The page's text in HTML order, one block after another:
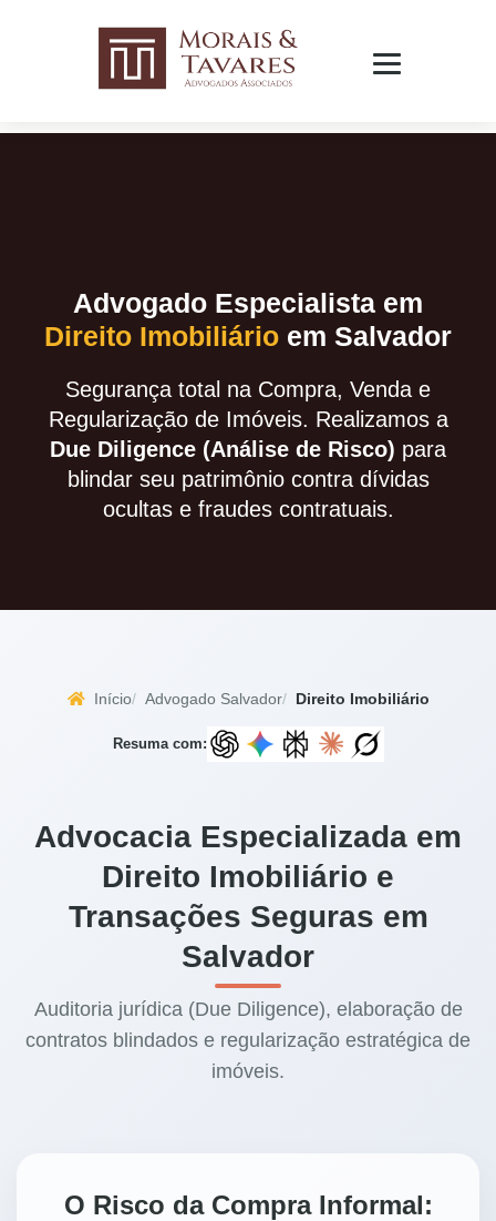
Advogado Especialista em
Direito Imobiliário em Salvador
Segurança total na Compra, Venda e
Regularização de Imóveis. Realizamos a
Due Diligence (Análise de Risco) para
blindar seu patrimônio contra dívidas
ocultas e fraudes contratuais.
Início Advogado Salvador Direito Imobiliário
Resuma com:
Advocacia Especializada em
Direito Imobiliário e
Transações Seguras em
Salvador
Auditoria jurídica (Due Diligence), elaboração de
contratos blindados e regularização estratégica de
imóveis.
O Risco da Compra Informal: